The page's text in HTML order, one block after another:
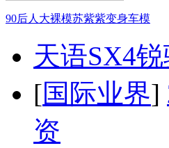
90后人大裸模苏紫紫变身车模
天语SX4
[国际业界]
资